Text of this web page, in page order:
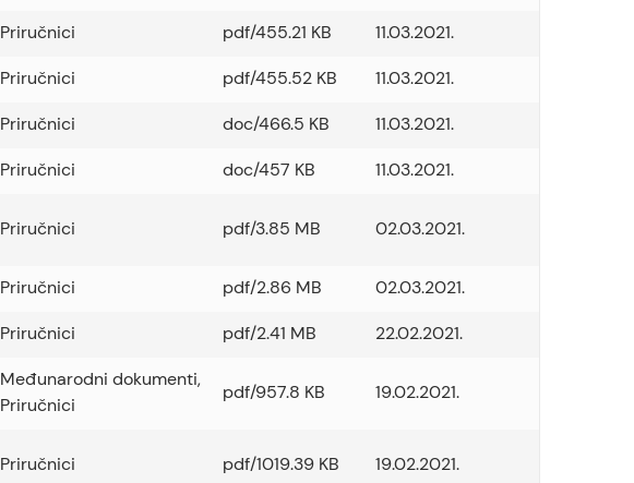
Priručnici pdf/455.21 KB
11.03.2021.
Priručnici pdf/455.52 KB
11.03.2021.
Priručnici doc/466.5 KB
11.03.2021.
Priručnici doc/457 KB
11.03.2021.
Priručnici pdf/3.85 MB 02.03.2021.
Priručnici pdf/2.86 MB
02.03.2021.
Priručnici pdf/2.41 MB
22.02.2021.
Međunarodni dokumenti,
Priručnici
pdf/957.8 KB 19.02.2021.
Priručnici pdf/1019.39 KB 19.02.2021.